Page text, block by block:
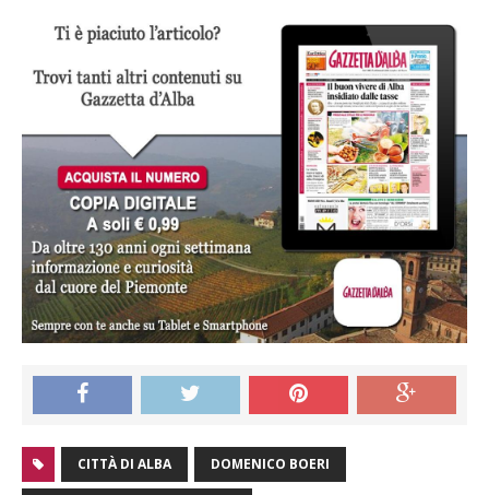
CITTÀ DI ALBA DOMENICO BOERI